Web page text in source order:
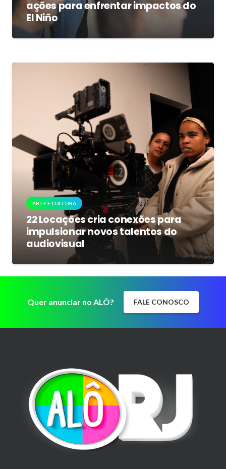
ações para enfrentar impactos do
El Niño
ARTE E CULTURA
22 Locações cria conexões para
impulsionar novos talentos do
audiovisual
Quer anunciar no ALÔ? FALE CONOSCO